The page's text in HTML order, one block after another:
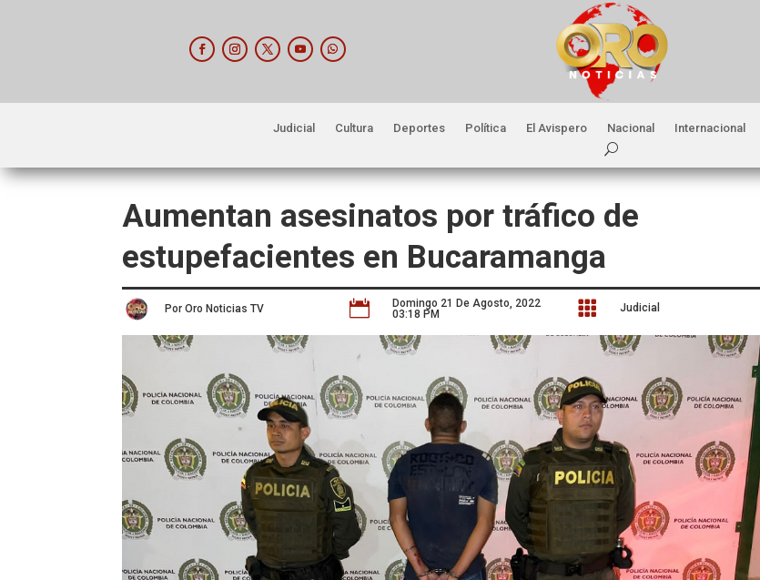
Judicial Cultura Deportes Política El Avispero Nacional Internacional
Aumentan asesinatos por tráfico de
estupefacientes en Bucaramanga
Por Oro Noticias TV 
Domingo 21 De Agosto, 2022
03:18 PM
 Judicial